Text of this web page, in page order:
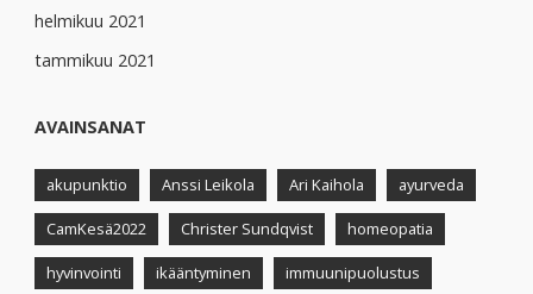
helmikuu 2021
tammikuu 2021
AVAINSANAT
akupunktio Anssi Leikola Ari Kaihola ayurveda
CamKesä2022 Christer Sundqvist homeopatia
hyvinvointi ikääntyminen immuunipuolustus